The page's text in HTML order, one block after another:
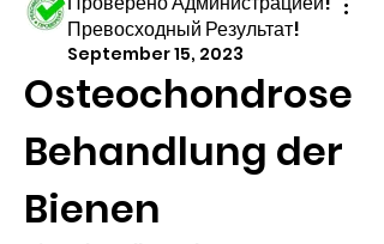
Превосходный Результат!
September 15, 2023
Osteochondrose
Behandlung der
Bienen